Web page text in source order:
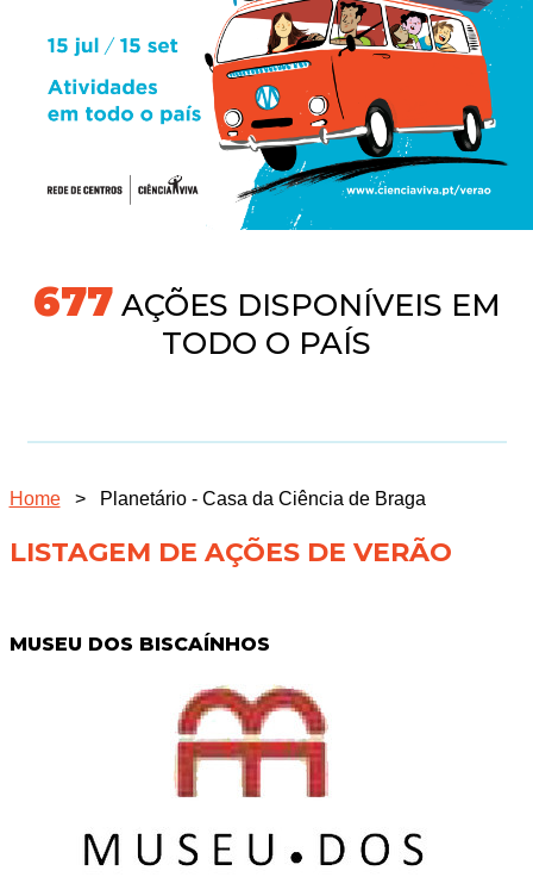
718AÇÕES DISPONÍVEIS EM
TODO O PAÍS
Home > Planetário - Casa da Ciência de Braga
LISTAGEM DE AÇÕES DE VERÃO
MUSEU DOS BISCAÍNHOS